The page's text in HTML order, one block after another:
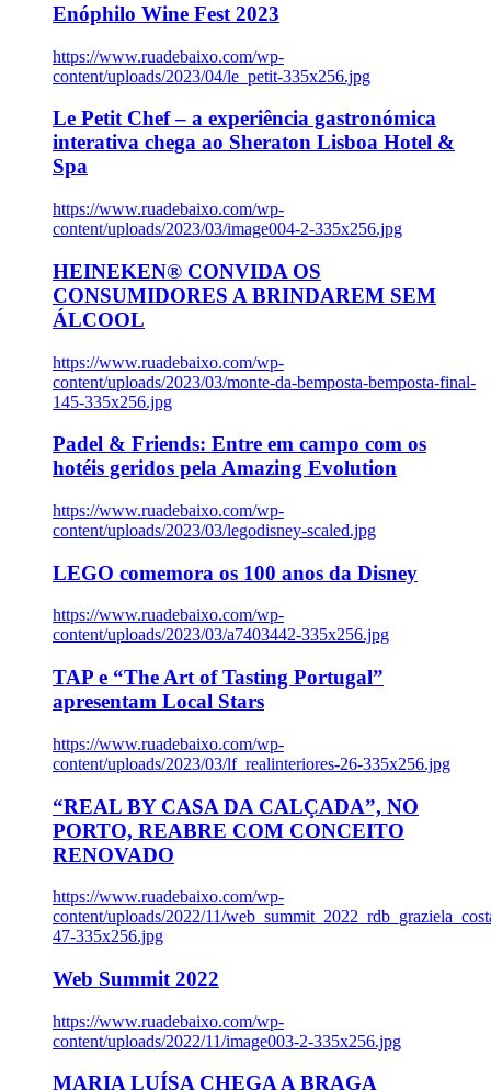
Enóphilo Wine Fest 2023
https://www.ruadebaixo.com/wp-
content/uploads/2023/04/le_petit-335x256.jpg
Le Petit Chef – a experiência gastronómica
interativa chega ao Sheraton Lisboa Hotel &
Spa
https://www.ruadebaixo.com/wp-
content/uploads/2023/03/image004-2-335x256.jpg
HEINEKEN® CONVIDA OS
CONSUMIDORES A BRINDAREM SEM
ÁLCOOL
https://www.ruadebaixo.com/wp-
content/uploads/2023/03/monte-da-bemposta-bemposta-final-
145-335x256.jpg
Padel & Friends: Entre em campo com os
hotéis geridos pela Amazing Evolution
https://www.ruadebaixo.com/wp-
content/uploads/2023/03/legodisney-scaled.jpg
LEGO comemora os 100 anos da Disney
https://www.ruadebaixo.com/wp-
content/uploads/2023/03/a7403442-335x256.jpg
TAP e “The Art of Tasting Portugal”
apresentam Local Stars
https://www.ruadebaixo.com/wp-
content/uploads/2023/03/lf_realinteriores-26-335x256.jpg
“REAL BY CASA DA CALÇADA”, NO
PORTO, REABRE COM CONCEITO
RENOVADO
https://www.ruadebaixo.com/wp-
content/uploads/2022/11/
47-335x256.jpg
Web Summit 2022
https://www.ruadebaixo.com/wp-
content/uploads/2022/11/image003-2-335x256.jpg
MARIA LUÍSA CHEGA A BRAGA